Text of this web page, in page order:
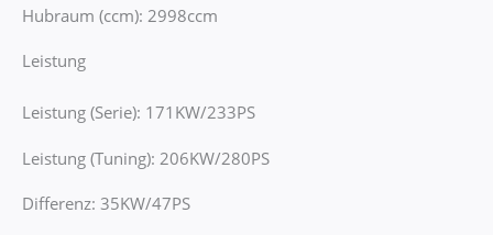
Hubraum (ccm): 2998ccm
Leistung
Leistung (Serie): 171KW/233PS
Leistung (Tuning): 206KW/280PS
Differenz: 35KW/47PS